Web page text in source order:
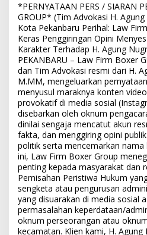
*PERNYATAAN PERS / SIARAN
GROUP* (Tim Advokasi H.
Kota Pekanbaru Perihal: Law
Keras Penggiringan Opini
Karakter Terhadap H. Agung
PEKANBARU – Law Firm Boxer
dan Tim Advokasi resmi dari H.
M.MM, mengeluarkan
menyusul maraknya konten
provokatif di media sosial
disebarkan oleh oknum
dinilai sengaja mencatut akun
fakta, dan menggiring opini
politik serta mencemarkan nama
ini, Law Firm Boxer Group
penting kepada masyarakat dan
Pemisahan Peristiwa Hukum
sengketa atau pengurusan
yang disuarakan di media sosial
permasalahan keperdataan/
oknum perseorangan atau
kecamatan. Klien kami, H.